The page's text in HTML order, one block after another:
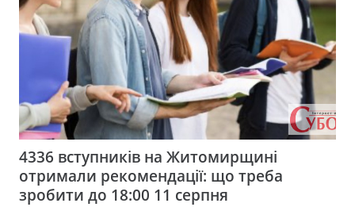
4336 вступників на Житомирщині
отримали рекомендації: що треба
зробити до 18:00 11 серпня